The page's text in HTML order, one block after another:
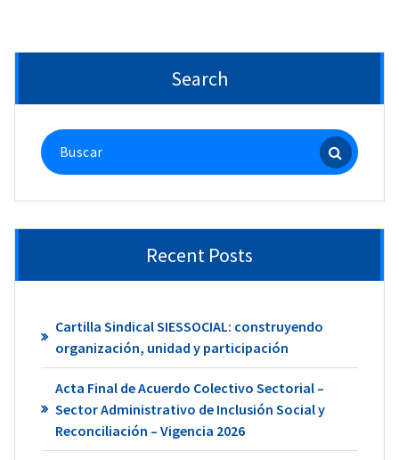
Search
Buscar:
Recent Posts
Cartilla Sindical SIESSOCIAL: construyendo
organización, unidad y participación
Acta Final de Acuerdo Colectivo Sectorial –
Sector Administrativo de Inclusión Social y
Reconciliación – Vigencia 2026